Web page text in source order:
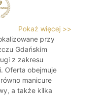
Pokaż więcej >>
przy
Gdańskim
z zakresu
Oferta obejmuje
manicure
a także kilka